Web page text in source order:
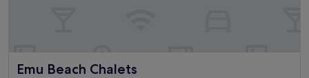
Emu Beach Chalets
Emu Beach Chalets